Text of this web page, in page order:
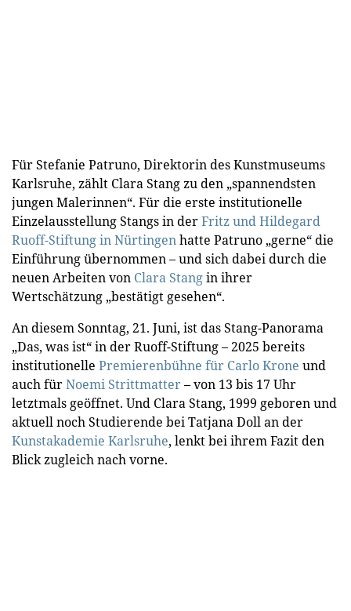
Für Stefanie Patruno, Direktorin des Kunstmuseums
Karlsruhe, zählt Clara Stang zu den „spannendsten
jungen Malerinnen“. Für die erste institutionelle
Einzelausstellung Stangs in derFritz und Hildegard
Ruoff-Stiftung in Nürtingenhatte Patruno „gerne“ die
Einführung übernommen – und sich dabei durch die
neuen Arbeiten von Clara Stangin ihrer
Wertschätzung „bestätigt gesehen“.
An diesem Sonntag, 21. Juni, ist das Stang-Panorama
„Das, was ist“ in der Ruoff-Stiftung – 2025 bereits
institutionelle Premierenbühne für Carlo Krone und
auch fürNoemi Strittmatter– von 13 bis 17 Uhr
letztmals geöffnet. Und Clara Stang, 1999 geboren und
aktuell noch Studierende bei Tatjana Doll an der
Kunstakademie Karlsruhe, lenkt bei ihrem Fazit den
Blick zugleich nach vorne.